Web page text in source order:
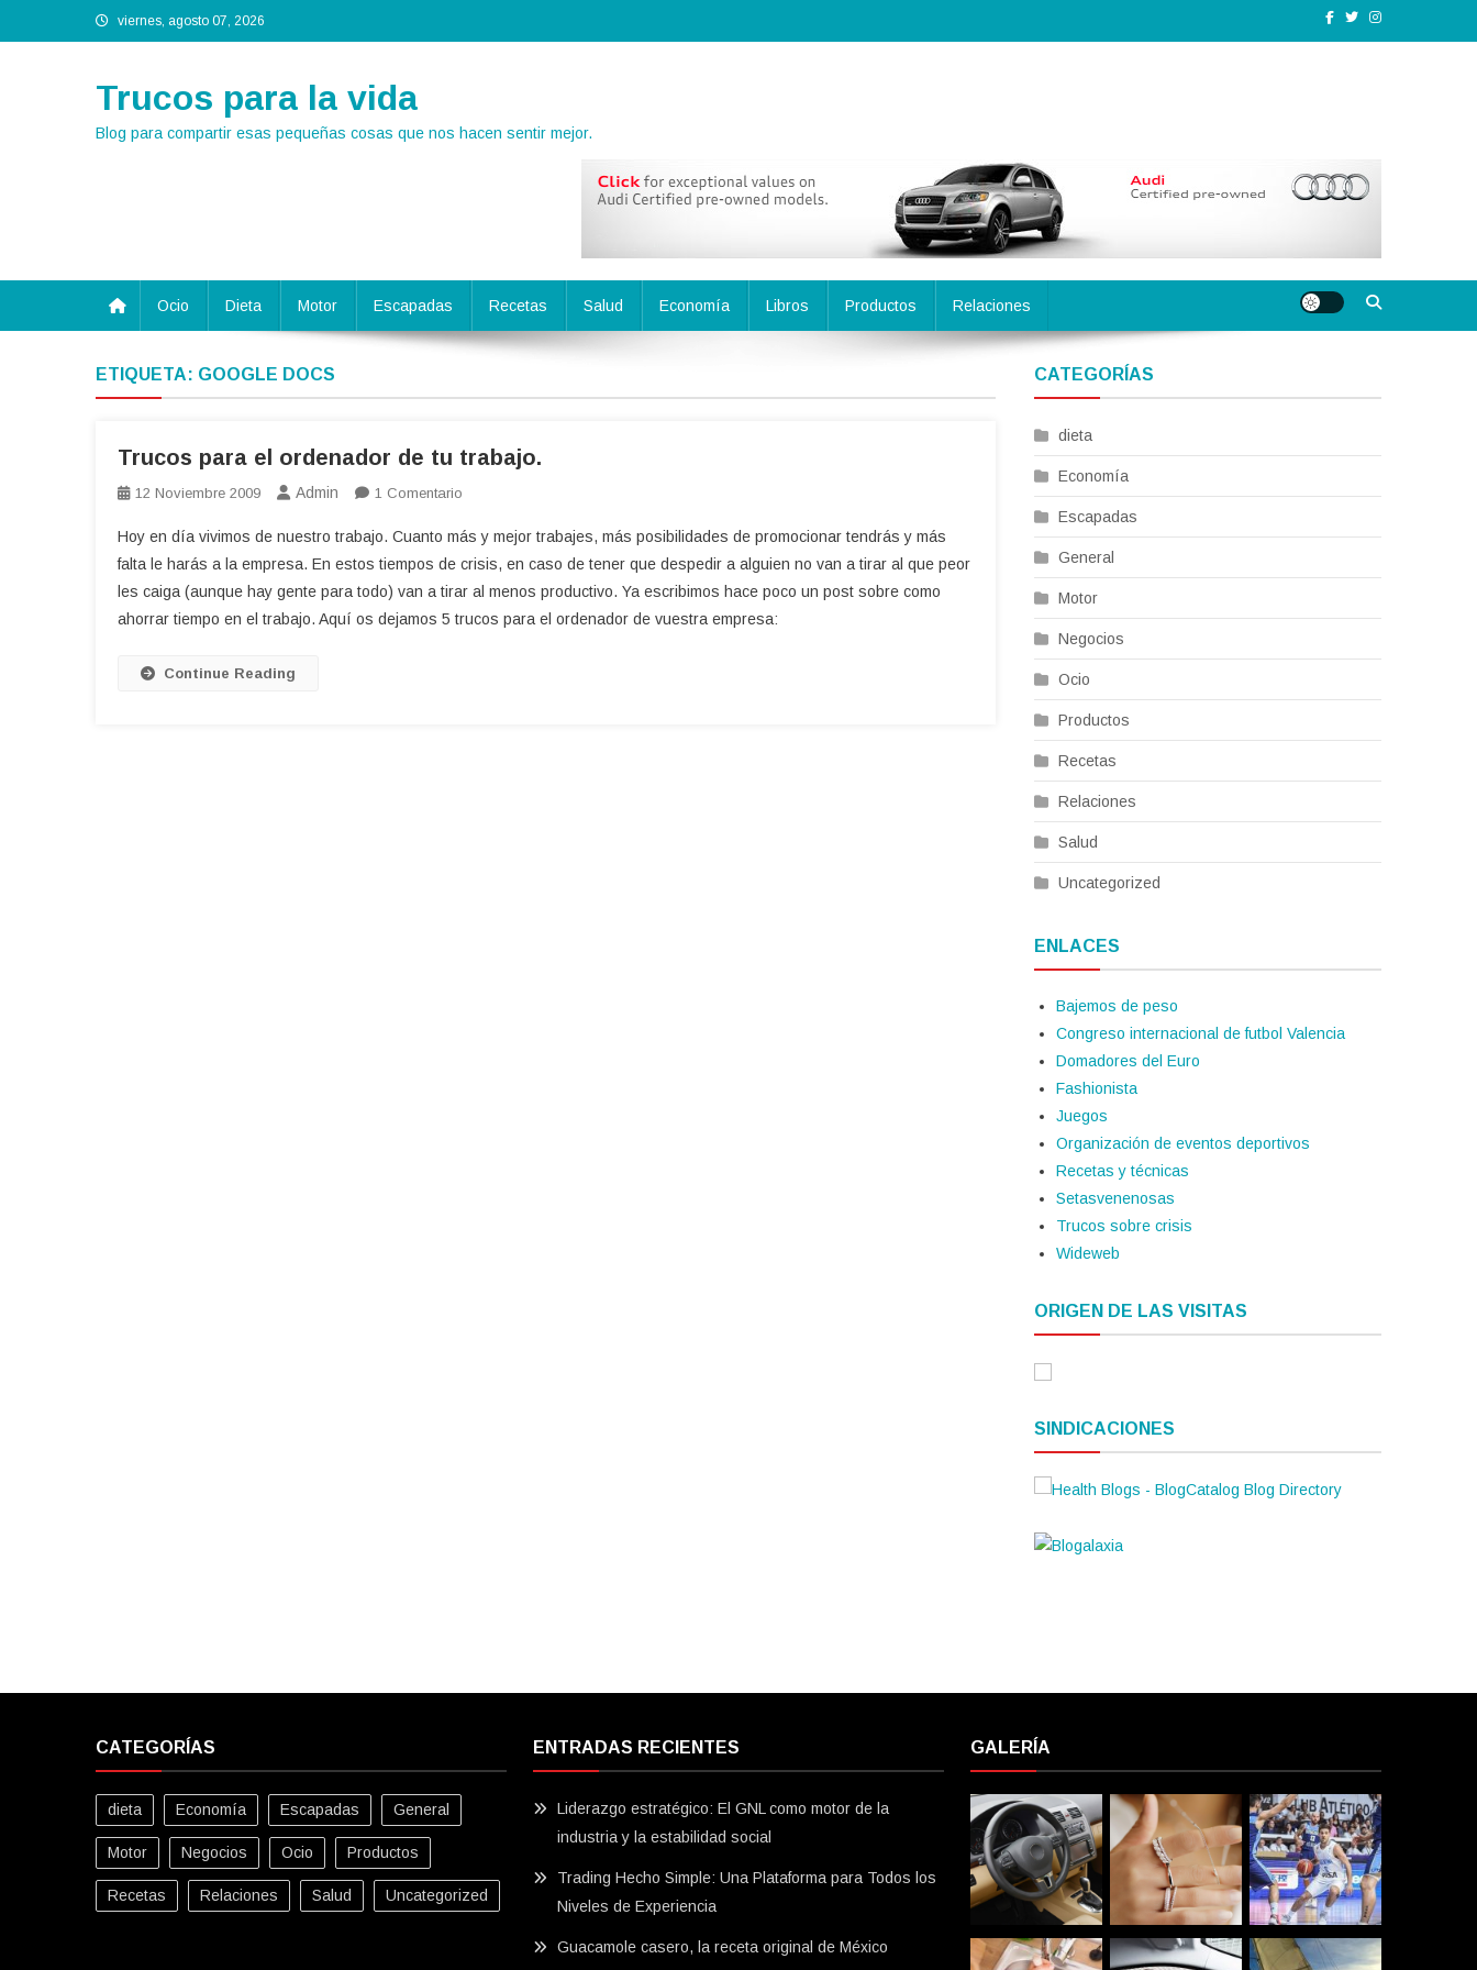
al
viernes, agosto 07, 2026
Trucos para la vida
Blog para compartir esas pequeñas cosas que nos hacen sentir mejor.
Ocio Dieta Motor Escapadas Recetas Salud Economía Libros Productos Relaciones
ETIQUETA: GOOGLE DOCS
Trucos para el ordenador de tu trabajo.
12 Noviembre 2009 Admin 1 Comentario
Para
El
Ordenador
De
Hoy en día vivimos de nuestro trabajo. Cuanto más y mejor trabajes, más posibilidades de promocionar tendrás y más
falta le harás a la empresa. En estos tiempos de crisis, en caso de tener que despedir a alguien no van a tirar al que peor
les caiga (aunque hay gente para todo) van a tirar al menos productivo. Ya escribimos hace poco un post sobre como
ahorrar tiempo en el trabajo. Aquí os dejamos 5 trucos para el ordenador de vuestra empresa:
Continue Reading
CATEGORÍAS
dieta
Economía
Escapadas
General
Motor
Negocios
Ocio
Productos
Recetas
Relaciones
Salud
Uncategorized
ENLACES
Bajemos de peso
Congreso internacional de futbol Valencia
Domadores del Euro
Fashionista
Juegos
Organización de eventos deportivos
Recetas y técnicas
Setasvenenosas
Trucos sobre crisis
Wideweb
ORIGEN DE LAS VISITAS
SINDICACIONES
CATEGORÍAS
dieta Economía Escapadas General
Motor Negocios Ocio Productos
Recetas Relaciones Salud Uncategorized
ENTRADAS RECIENTES
Liderazgo estratégico: El GNL como motor de la
industria y la estabilidad social
Trading Hecho Simple: Una Plataforma para Todos los
Niveles de Experiencia
Guacamole casero, la receta original de México
GALERÍA